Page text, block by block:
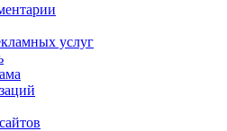
услуг